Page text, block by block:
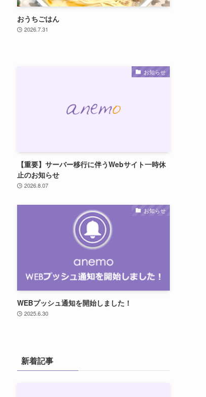
おうちごはん
2026.7.31
お知らせ
【重要】サーバー移行に伴うWebサイト一時休
止のお知らせ
2026.8.07
お知らせ
WEBプッシュ通知を開始しました！
2025.6.30
新着記事